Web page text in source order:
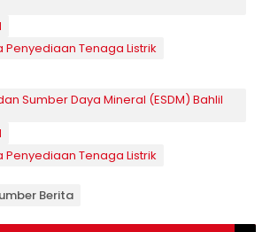
Penyediaan Tenaga Listrik
Sumber Daya Mineral (ESDM) Bahlil
Penyediaan Tenaga Listrik
Berita